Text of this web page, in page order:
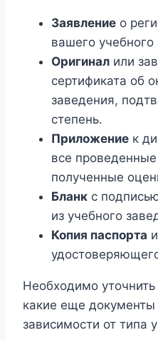
Заявление о
вашего учебного
Оригинал или
сертификата об
заведения,
степень.
Приложение к
все
полученные
Бланк с
из учебного
Копия паспорта
Необходимо
какие еще документы
зависимости от типа